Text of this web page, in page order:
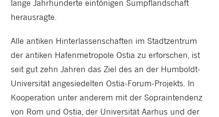
lange Jahrhunderte eintönigen Sumpflandschaft
herausragte.
Alle antiken Hinterlassenschaften im Stadtzentrum
der antiken Hafenmetropole Ostia zu erforschen, ist
seit gut zehn Jahren das Ziel des an der Humboldt-
Universität angesiedelten Ostia-Forum-Projekts. In
Kooperation unter anderem mit der Sopraintendenz
von Rom und Ostia, der Universität Aarhus und der